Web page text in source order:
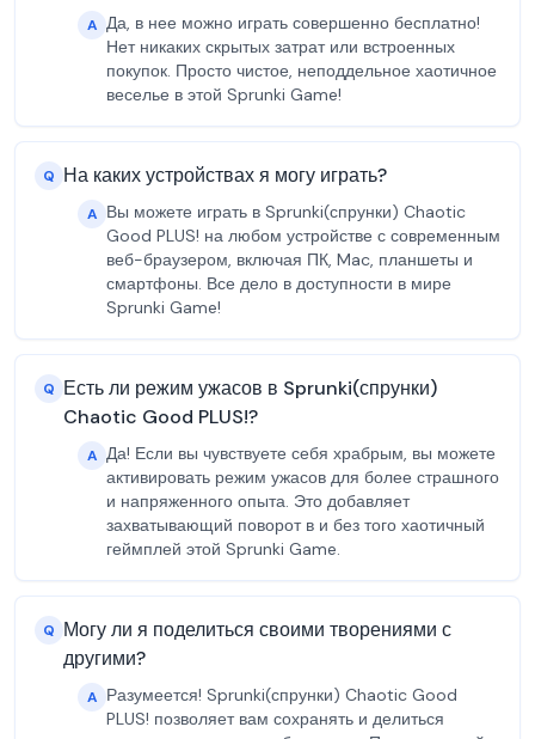
A Да, в нее можно играть совершенно бесплатно!
Нет никаких скрытых затрат или встроенных
покупок. Просто чистое, неподдельное хаотичное
веселье в этой Sprunki Game!
Q На каких устройствах я могу играть?
A Вы можете играть в Sprunki(спрунки) Chaotic
Good PLUS! на любом устройстве с современным
веб-браузером, включая ПК, Mac, планшеты и
смартфоны. Все дело в доступности в мире
Sprunki Game!
Q Есть ли режим ужасов в Sprunki(спрунки)
Chaotic Good PLUS!?
A Да! Если вы чувствуете себя храбрым, вы можете
активировать режим ужасов для более страшного
и напряженного опыта. Это добавляет
захватывающий поворот в и без того хаотичный
геймплей этой Sprunki Game.
Q Могу ли я поделиться своими творениями с
другими?
A Разумеется! Sprunki(спрунки) Chaotic Good
PLUS! позволяет вам сохранять и делиться